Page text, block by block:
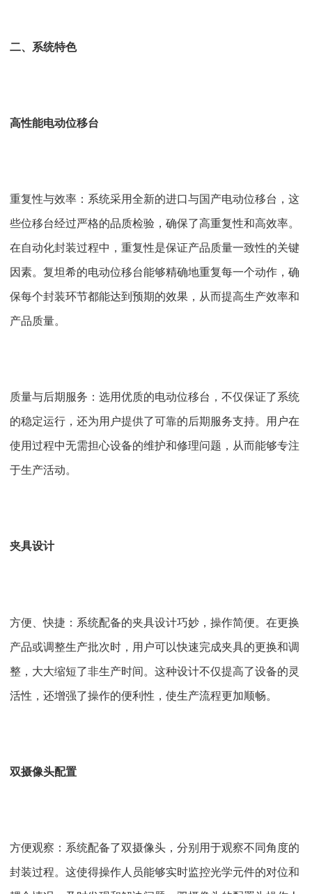
二、系统特色
高性能电动位移台
重复性与效率：系统采用全新的进口与国产电动位移台，这
些位移台经过严格的品质检验，确保了高重复性和高效率。
在自动化封装过程中，重复性是保证产品质量一致性的关键
因素。复坦希的电动位移台能够精确地重复每一个动作，确
保每个封装环节都能达到预期的效果，从而提高生产效率和
产品质量。
质量与后期服务：选用优质的电动位移台，不仅保证了系统
的稳定运行，还为用户提供了可靠的后期服务支持。用户在
使用过程中无需担心设备的维护和修理问题，从而能够专注
于生产活动。
夹具设计
方便、快捷：系统配备的夹具设计巧妙，操作简便。在更换
产品或调整生产批次时，用户可以快速完成夹具的更换和调
整，大大缩短了非生产时间。这种设计不仅提高了设备的灵
活性，还增强了操作的便利性，使生产流程更加顺畅。
双摄像头配置
方便观察：系统配备了双摄像头，分别用于观察不同角度的
封装过程。这使得操作人员能够实时监控光学元件的对位和